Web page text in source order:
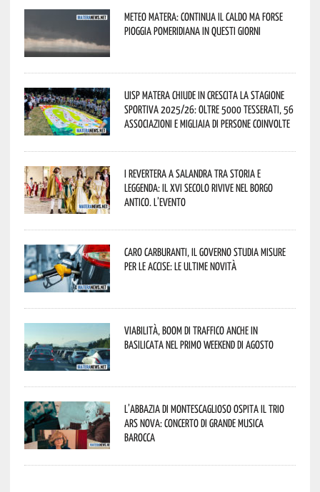
Meteo Matera: continua il caldo ma forse
pioggia pomeridiana in questi giorni
Uisp Matera chiude in crescita la stagione
sportiva 2025/26: oltre 5000 tesserati, 56
associazioni e migliaia di persone coinvolte
I Revertera a Salandra tra storia e
leggenda: il XVI secolo rivive nel borgo
antico. L’evento
Caro carburanti, il governo studia misure
per le accise: le ultime novità
Viabilità, boom di traffico anche in
Basilicata nel primo weekend di agosto
L’abbazia di Montescaglioso ospita il Trio
Ars Nova: concerto di grande musica
barocca